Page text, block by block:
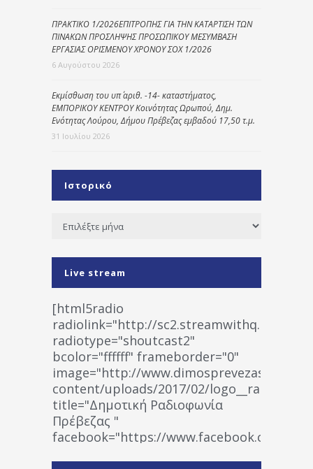
ΠΡΑΚΤΙΚΟ 1/2026ΕΠΙΤΡΟΠΗΣ ΓΙΑ ΤΗΝ ΚΑΤΑΡΤΙΣΗ ΤΩΝ
ΠΙΝΑΚΩΝ ΠΡΟΣΛΗΨΗΣ ΠΡΟΣΩΠΙΚΟΥ ΜΕΣΥΜΒΑΣΗ
ΕΡΓΑΣΙΑΣ ΟΡΙΣΜΕΝΟΥ ΧΡΟΝΟΥ ΣΟΧ 1/2026
6 Αυγούστου 2026
Εκμίσθωση του υπ΄ αριθ. -14- καταστήματος,
ΕΜΠΟΡΙΚΟΥ ΚΕΝΤΡΟΥ Κοινότητας Ωρωπού, Δημ.
Ενότητας Λούρου, Δήμου Πρέβεζας εμβαδού 17,50 τ.μ.
31 Ιουλίου 2026
Ιστορικό
Ιστορικό
Live stream
[html5radio
radiolink="http://
radiotype="shoutcast2"
bcolor="ffffff" frameborder="0"
image="http://www.dimosprevezas.gr/wp-
content/uploads/2017/02/
title="Δημοτική Ραδιοφωνία
Πρέβεζας "
facebook="https://www.facebook.com/